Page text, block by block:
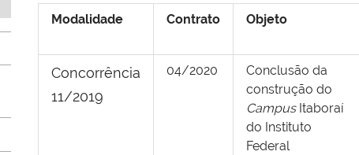
Modalidade Contrato Objeto
Concorrência
11/2019
04/2020
Conclusão da
construção do
CampusItaboraí
do Instituto
Federal